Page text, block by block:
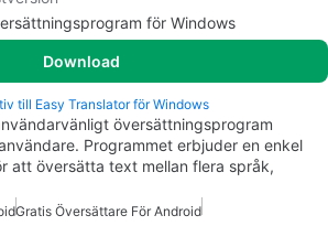
för Windows
Download
till Easy Translator för Windows
översättningsprogram
Programmet erbjuder en enkel
att översätta text mellan flera språk,
Gratis Översättare För Android